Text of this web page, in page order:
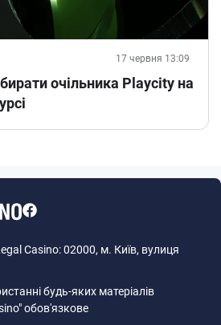
17 червня 13:09
очільника Playcity на
Casino: 02000, м. Київ, вулиця
будь-яких матеріалів
обов'язкове